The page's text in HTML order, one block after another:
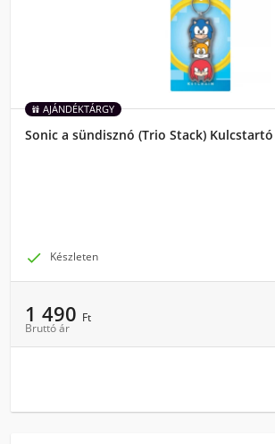
AJÁNDÉKTÁRGY
Sonic a sündisznó (Trio Stack) Kulcstartó
 Készleten
1 490 Ft
Bruttó ár